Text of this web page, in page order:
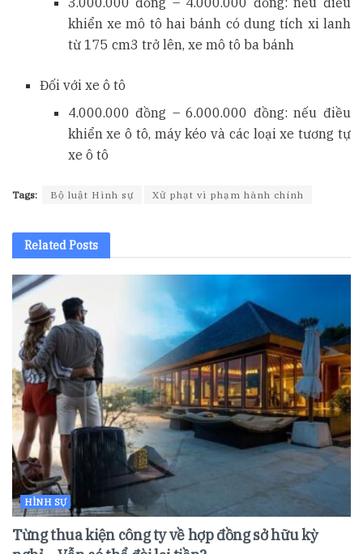
khiển xe mô tô hai bánh có dung tích xi lanh
từ 175 cm3 trở lên, xe mô tô ba bánh
Đối với xe ô tô
4.000.000 đồng – 6.000.000 đồng: nếu điều
khiển xe ô tô, máy kéo và các loại xe tương tự
xe ô tô
Tags: Bộ luật Hình sự Xử phạt vi phạm hành chính
RelatedPosts
HÌNH SỰ
Từng thua kiện công ty về hợp đồng sở hữu kỳ